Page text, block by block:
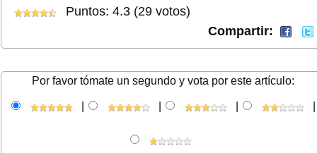
Puntos: 4.3 (29 votos)
Compartir:
Por favor tómate un segundo y vota por este artículo: